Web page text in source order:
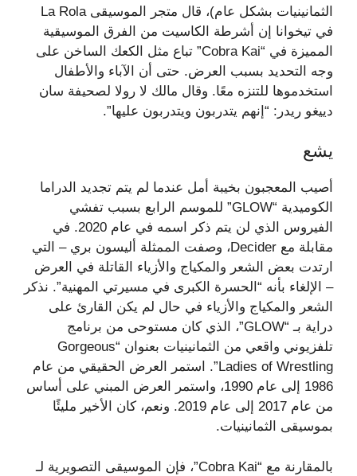
الثمانينيات بشكل عام)، قال متجر الموسيقى La Rola
في تيخوانا إن أشرطة الكاسيت من الفرق الموسيقية
المميزة في “Cobra Kai” تباع مثل الكعك الساخن على
وجه التحديد بسبب العرض. حتى أن الآباء والأطفال
استخدموها للتنزه معًا. وقال مالك لا رولا لصحيفة سان
دييغو ريدر: “إنهم يتدربون ويتدربون عليها”.
يشع
أصيب المعجبون بخيبة أمل عندما لم يتم تجديد الدراما
الكوميدية “GLOW” للموسم الرابع بسبب تفشي
الفيروس الذي لن يتم ذكر اسمه في عام 2020. في
مقابلة مع Decider، وصفت الممثلة أليسون بري – التي
ارتدت بعض الشعر والمكياج والأزياء القاتلة في العرض
– الإلغاء بأنه “الحسرة الكبرى في مسيرتي المهنية”. نذكر
الشعر والمكياج والأزياء في حال لم يكن القارئ على
دراية بـ “GLOW”، الذي كان مستوحى من برنامج
تلفزيوني واقعي من الثمانينيات بعنوان “Gorgeous
Ladies of Wrestling”. استمر العرض الحقيقي من عام
1986 إلى عام 1990، واستمر العرض المبني على أساس
من عام 2017 إلى عام 2019. ونعم، كان الأخير مليئًا
بموسيقى الثمانينيات.
بالمقارنة مع “Cobra Kai”، فإن الموسيقى التصويرية لـ